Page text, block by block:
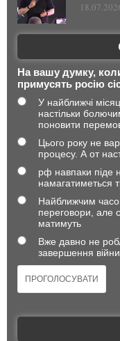
На вашу думку, коли
примусять росію
У найближчі
настільки
поновити
Цього року не
процесу. А от
рф навпаки піде
намагатиметься
Найближчим
переговори, але
матимуть
Вже давно не
завершення війни